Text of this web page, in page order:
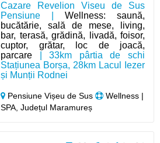
Cazare Revelion Viseu de Sus
Pensiune |Wellness: saună,
bucătărie, sală de mese, living,
bar, terasă, grădină, livadă, foisor,
cuptor, grătar, loc de joacă,
parcare | 33km pârtia de schi
Stațiunea Borșa, 28km Lacul Iezer
și Munții Rodnei
Pensiune Vișeu de Sus
Wellness |
SPA, Județul Maramureș